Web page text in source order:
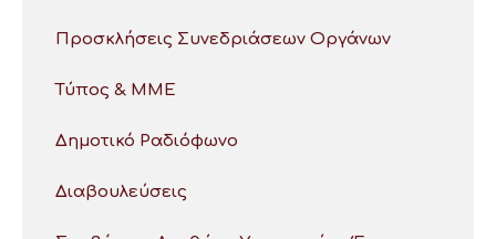
Προσκλήσεις Συνεδριάσεων Οργάνων
Τύπος & ΜΜΕ
Δημοτικό Ραδιόφωνο
Διαβουλεύσεις